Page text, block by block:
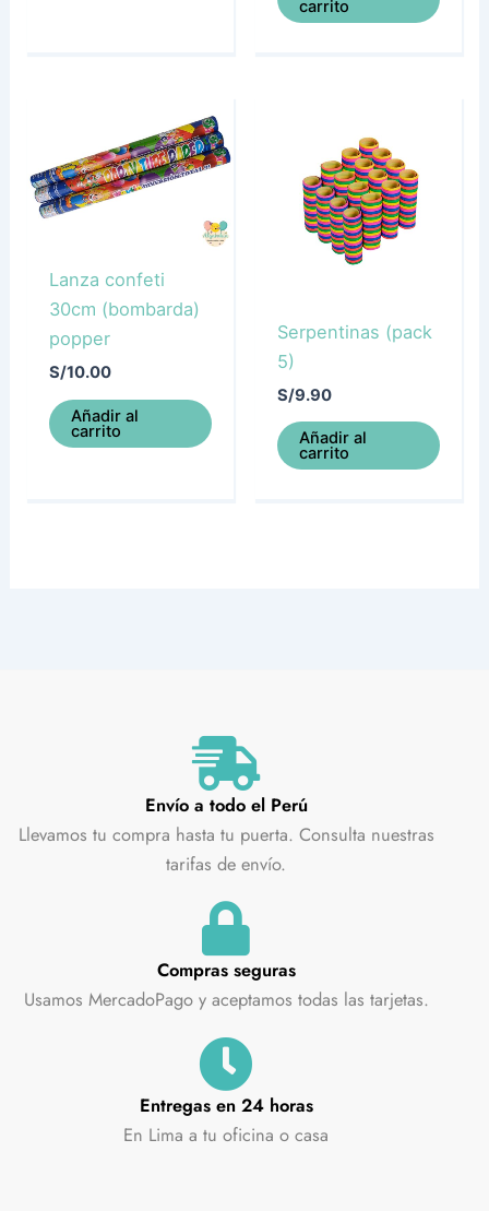
carrito
Lanza confeti
30cm (bombarda)
popper
S/10.00
Añadir al
carrito
Serpentinas (pack
5)
S/9.90
Añadir al
carrito
Envío a todo el Perú
Llevamos tu compra hasta tu puerta. Consulta nuestras
tarifas de envío.
Compras seguras
Usamos MercadoPago y aceptamos todas las tarjetas.
Entregas en 24 horas
En Lima a tu oficina o casa